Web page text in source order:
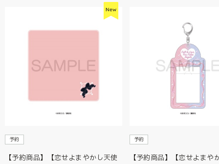
予約
【予約商品】【恋せよまやかし天使
予約
【予約商品】【恋せよまや